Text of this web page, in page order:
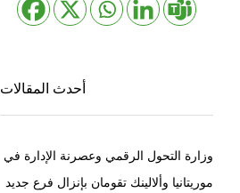
أحدث المقالات
وزارة التحول الرقمي وعصرنة الإدارة في
موريتانيا وألالينك تقومان بإنزال فرع جديد